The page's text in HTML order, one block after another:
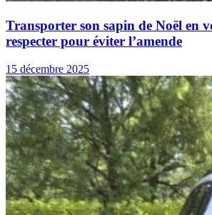
Transporter son sapin de Noël en
respecter pour éviter l’amende
15 décembre 2025